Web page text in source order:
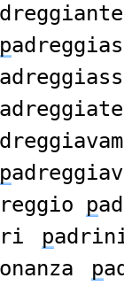
p
adreggiate
p
p
p
p